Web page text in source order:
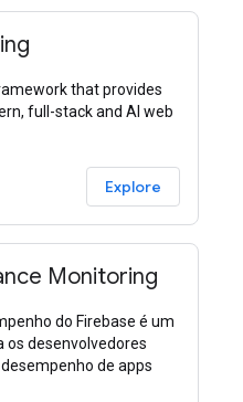
that provides
full-stack and AI web
Explore
Monitoring
do Firebase é um
os desenvolvedores
de apps